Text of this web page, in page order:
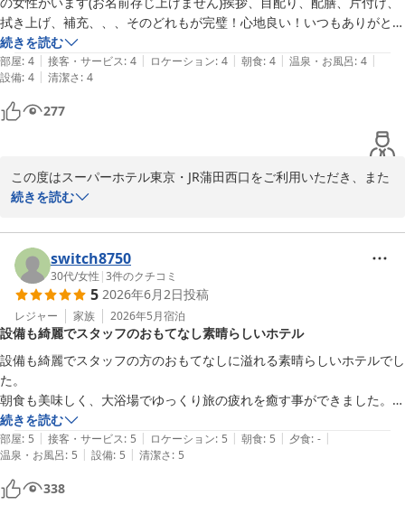
朝食のパンは魅力的だが、食べ方の案内があるとより快適。
スタッフの対応は非常に良く、印象が良い。
館内の設備やサービスにつきましてもお喜びいただけたようで何よ
りです。お客様からいただいた温かいお言葉は、スタッフにとって
何よりの励みとなります。
「また宿泊する予定があったときは、こちらのホテルに宿泊しま
す」とのお言葉をいただき、大変感激しております。次回お越しの
際も、お客様に快適なひとときをご提供できるよう、サービスの向
またお会いできる日を、スタッフ一同心よりお待ち申し上げており
この度はお忙しい中、貴重なご意見をお寄せくださいましてありが
とうございました。
スーパーホテル東京・JR蒲田西口 支配人
高濃度炭酸泉 梅屋敷の湯 スーパーホテル東京・ＪＲ蒲田西口
2026-06-30
拭き上げ、補充、、、そのどれもが完璧！心地良い！いつもありがとう
ございます！また利用させて頂きます！
続きを読む
部屋: 4 | 接客・サービス: 4 | ロケーション: 4 | 朝食: 4 | 温泉・お風呂: 4 |
設備: 4 | 清潔さ: 4
277
この度はスーパーホテル東京・JR蒲田西口をご利用いただき、また
心温まるお言葉をいただき誠にありがとうございます。
「朝食時の素晴らしいパフォーマンスの女性がいます 挨拶、目配
り、配膳、片付け、拭き上げ、補充、そのどれもが完璧」とのお褒
めのお言葉、本当に嬉しく拝読いたしました。毎朝のお時間がより
心地よいものとなるよう、スタッフ一同心を込めておもてなしをし
ております。こうしてお気付きいただけたことは、私どもにとって
大きな励みとなります。
ます。ご滞在中のご朝食はいかがでしたでしょうか。焼き立てパン
や新鮮なお料理に加え、スタッフの接客もご満足いただけるよう努
めております。もしお気付きの点やご要望がございましたら、些細
なことでもお聞かせください。
ホテルでは、高濃度人工炭酸泉「梅屋敷の湯」や、JR蒲田駅から徒
続きを読む
switch8750
30代/女性 |3件のクチコミ
5 2026年6月2日投稿
レジャー 家族 2026年5月宿泊
設備も綺麗でスタッフのおもてなし素晴らしいホテル
設備も綺麗でスタッフの方のおもてなしに溢れる素晴らしいホテルでし
た。
朝食も美味しく、大浴場でゆっくり旅の疲れを癒す事ができました。
東京観光すること時は、このホテルを利用しようと思います。
3日間お世話になりました。
ありがとうございました。
続きを読む
部屋: 5 | 接客・サービス: 5 | ロケーション: 5 | 朝食: 5 | 夕食: - |
温泉・お風呂: 5 | 設備: 5 | 清潔さ: 5
338